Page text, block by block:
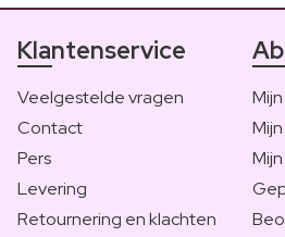
Klantenservice
Veelgestelde vragen
Contact
Pers
Levering
Retournering en klachten